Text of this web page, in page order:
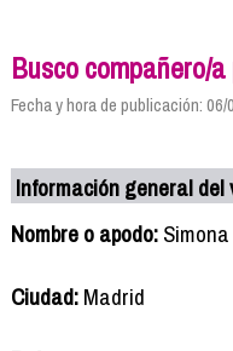
Busco compañero/
Fecha y hora de publicación: 06/
Información general del
Nombre o apodo:Simona
Ciudad:Madrid